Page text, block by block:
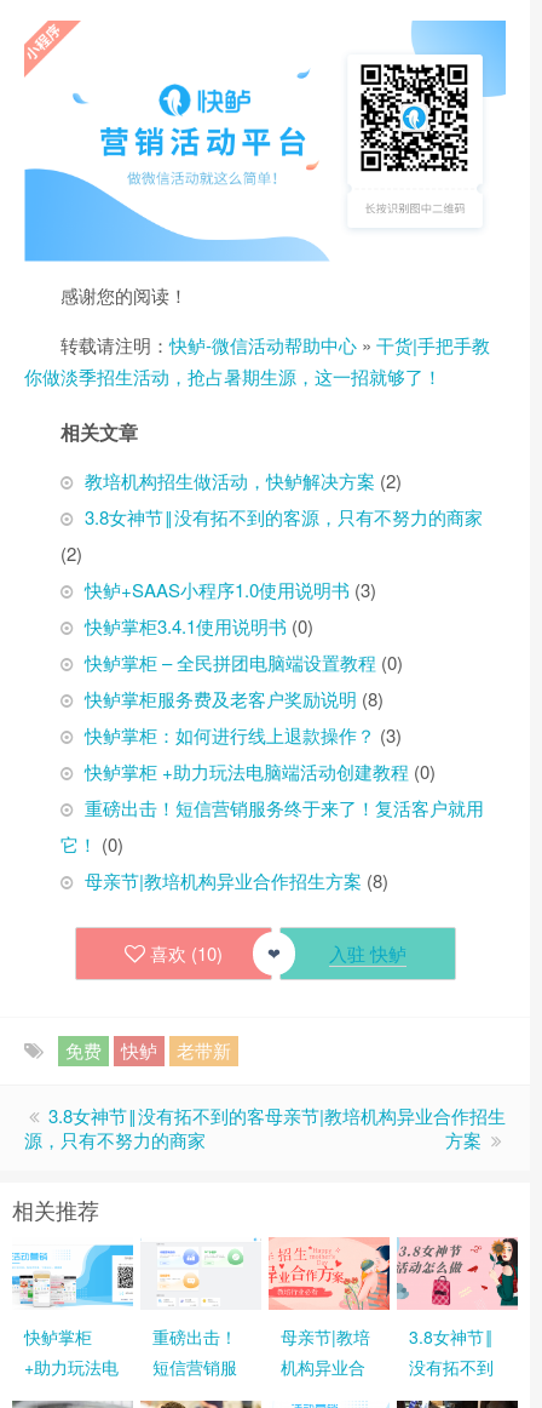
感谢您的阅读！
转载请注明：快鲈-微信活动帮助中心 » 干货|手把手教
你做淡季招生活动，抢占暑期生源，这一招就够了！
相关文章
教培机构招生做活动，快鲈解决方案 (2)
3.8女神节‖没有拓不到的客源，只有不努力的商家
(2)
快鲈+SAAS小程序1.0使用说明书 (3)
快鲈掌柜3.4.1使用说明书 (0)
快鲈掌柜 – 全民拼团电脑端设置教程 (0)
快鲈掌柜服务费及老客户奖励说明 (8)
快鲈掌柜：如何进行线上退款操作？ (3)
快鲈掌柜 +助力玩法电脑端活动创建教程 (0)
重磅出击！短信营销服务终于来了！复活客户就用
它！ (0)
母亲节|教培机构异业合作招生方案 (8)
喜欢 (10) ❤ 入驻 快鲈
免费 快鲈 老带新
3.8女神节‖没有拓不到的客
源，只有不努力的商家
母亲节|教培机构异业合作招生
方案
相关推荐
快鲈掌柜
+助力玩法电
脑端活动创
重磅出击！
短信营销服
务终于来
母亲节|教培
机构异业合
作招生方案
3.8女神节‖
没有拓不到
的客源，只